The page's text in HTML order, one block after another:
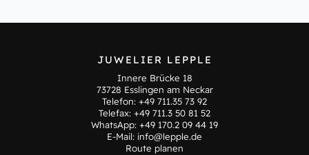
JUWELIER LEPPLE
Innere Brücke 18
73728 Esslingen am Neckar
Telefon: +49 711.35 73 92
Telefax: +49 711.3 50 81 52
WhatsApp: +49 170.2 09 44 19
E-Mail: info@lepple.de
Route planen